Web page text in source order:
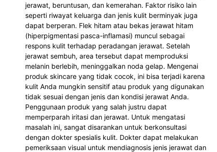
jerawat, beruntusan, dan kemerahan. Faktor risiko lain
seperti riwayat keluarga dan jenis kulit berminyak juga
dapat berperan. Flek hitam atau bekas jerawat hitam
(hiperpigmentasi pasca-inflamasi) muncul sebagai
respons kulit terhadap peradangan jerawat. Setelah
jerawat sembuh, area tersebut dapat memproduksi
melanin berlebih, meninggalkan noda gelap. Mengenai
produk skincare yang tidak cocok, ini bisa terjadi karena
kulit Anda mungkin sensitif atau produk yang digunakan
tidak sesuai dengan jenis dan kondisi jerawat Anda.
Penggunaan produk yang salah justru dapat
memperparah iritasi dan jerawat. Untuk mengatasi
masalah ini, sangat disarankan untuk berkonsultasi
dengan dokter spesialis kulit. Dokter dapat melakukan
pemeriksaan visual untuk mendiagnosis jenis jerawat dan